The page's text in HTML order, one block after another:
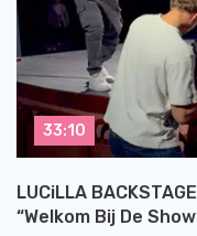
LUCiLLA
“Welkom Bij De
33:10